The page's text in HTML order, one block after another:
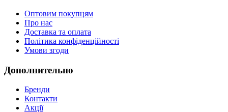
Оптовим покупцям
Про нас
Доставка та оплата
Політика конфіденційності
Умови згоди
Дополнительно
Бренди
Контакти
Акції